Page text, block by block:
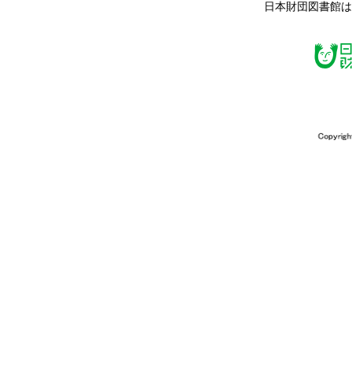
日本財団図書館